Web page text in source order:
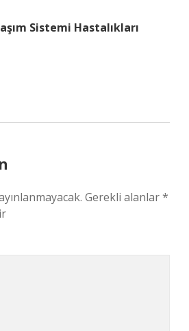
Sistemi Hastalıkları
Gerekli alanlar*